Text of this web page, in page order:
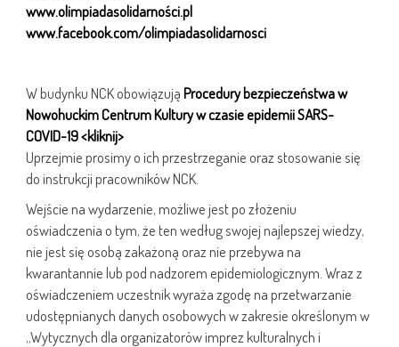
www.olimpiadasolidarności.pl
www.facebook.com/olimpiadasolidarnosci
W budynku NCK obowiązująProcedury bezpieczeństwa w
Nowohuckim Centrum Kultury w czasie epidemii SARS-
COVID-19 <kliknij>
Uprzejmie prosimy o ich przestrzeganie oraz stosowanie się
do instrukcji pracowników NCK.
Wejście na wydarzenie, możliwe jest po złożeniu
oświadczenia o tym, że ten według swojej najlepszej wiedzy,
nie jest się osobą zakażoną oraz nie przebywa na
kwarantannie lub pod nadzorem epidemiologicznym. Wraz z
oświadczeniem uczestnik wyraża zgodę na przetwarzanie
udostępnianych danych osobowych w zakresie określonym w
„Wytycznych dla organizatorów imprez kulturalnych i